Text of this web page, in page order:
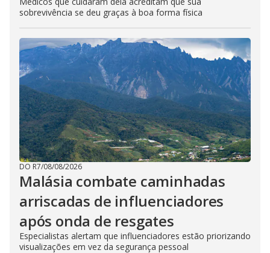
sobrevivência se deu graças à boa forma física
DO R7/08/08/2026
Malásia combate caminhadas
arriscadas de influenciadores
após onda de resgates
Especialistas alertam que influenciadores estão priorizando
visualizações em vez da segurança pessoal